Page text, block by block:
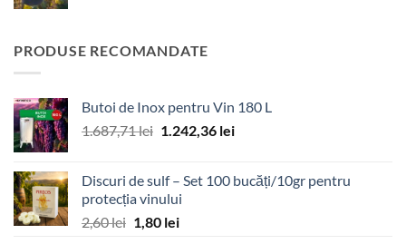
fost:
PRODUSE RECOMANDATE
Butoi de Inox pentru Vin 180 L
1.687,71lei Prețul
fost:
1.687,71 lei.
1.242,36 leiPrețul
1.242,36 lei.
Discuri de sulf – Set 100 bucăți/10gr pentru
protecția vinului
2,60lei Prețul
1,80 leiPrețul